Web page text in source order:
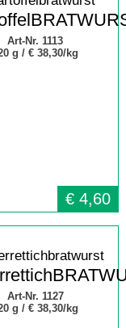
Art-Nr. 1113
g /€ 38,30/kg
€ 4,60
Art-Nr. 1127
g /€ 38,30/kg